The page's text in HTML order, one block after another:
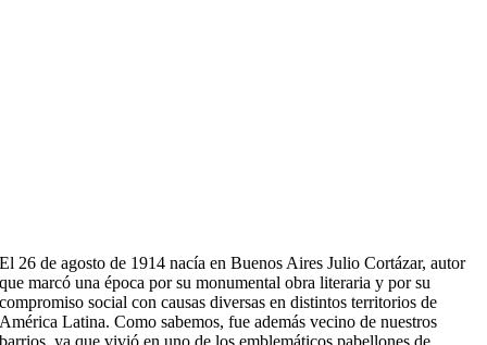
El 26 de agosto de 1914 nacía en Buenos Aires Julio Cortázar, autor
que marcó una época por su monumental obra literaria y por su
compromiso social con causas diversas en distintos territorios de
América Latina. Como sabemos, fue además vecino de nuestros
barrios, ya que vivió en uno de los emblemáticos pabellones de